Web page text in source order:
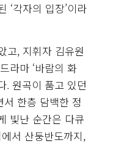
‘각자의 입장’이라
고, 지휘자 김유원
라마 ‘바람의 화
. 원곡이 품고 있던
한층 담백한 정
빛난 순간은 다큐
서 산둥반도까지,